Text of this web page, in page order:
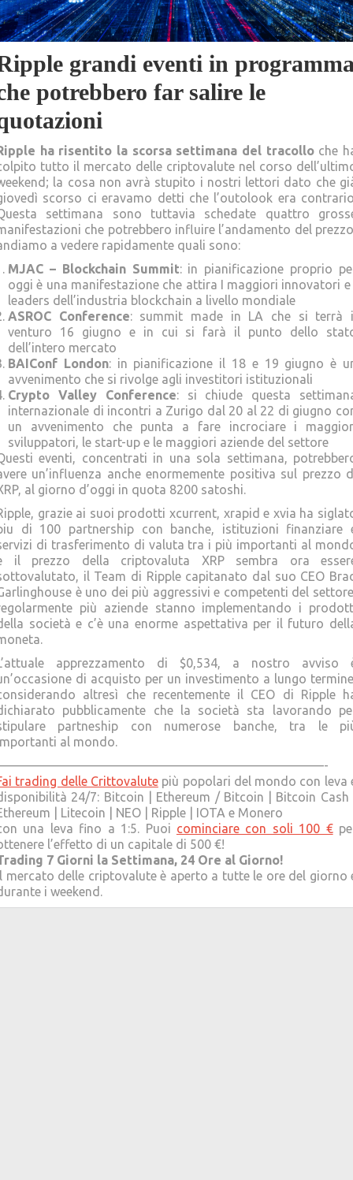
grandi eventi in
potrebbero far salire le
ha risentito la scorsa settimana del tracolloche
tutto il mercato delle criptovalute nel corso
la cosa non avrà stupito i nostri lettori dato che
scorso ci eravamo detti che l’outolook era
settimana sono tuttavia schedate quattro
che potrebbero influire l’andamento del
a vedere rapidamente quali sono:
MJAC – Blockchain Summit: in pianificazione proprio
oggi è una manifestazione che attira I maggiori innovatori e
leaders dell’industria blockchain a livello mondiale
ASROC Conference: summit made in LA che si terrà
venturo 16 giugno e in cui si farà il punto dello
dell’intero mercato
BAIConf London: in pianificazione il 18 e 19 giugno è
avvenimento che si rivolge agli investitori istituzionali
Crypto Valley Conference: si chiude questa
internazionale di incontri a Zurigo dal 20 al 22 di giugno
un avvenimento che punta a fare incrociare i
sviluppatori, le start-up e le maggiori aziende del settore
eventi, concentrati in una sola settimana,
un’influenza anche enormemente positiva sul prezzo
al giorno d’oggi in quota 8200 satoshi.
grazie ai suoi prodotti xcurrent, xrapid e xvia ha
di 100 partnership con banche, istituzioni finanziare
di trasferimento di valuta tra i più importanti al
il prezzo della criptovaluta XRP sembra ora
il Team di Ripple capitanato dal suo CEO
è uno dei più aggressivi e competenti del
più aziende stanno implementando i
società e c’è una enorme aspettativa per il futuro
apprezzamento di $0,534, a nostro avviso
di acquisto per un investimento a lungo
altresì che recentemente il CEO di Ripple
pubblicamente che la società sta lavorando
partneship con numerose banche, tra le
al mondo.
trading delle Crittovalutepiù popolari del mondo con leva
24/7: Bitcoin | Ethereum / Bitcoin | Bitcoin Cash
| Litecoin | NEO | Ripple | IOTA e Monero
una leva fino a 1:5. Puoi cominciare con soli 100 €
l’effetto di un capitale di 500 €!
7 Giorni la Settimana, 24 Ore al Giorno!
mercato delle criptovalute è aperto a tutte le ore del giorno
i weekend.